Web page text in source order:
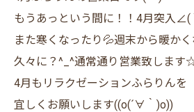
もうあっという間に！！4月突入∠(
また寒くなったり💦週末から暖か
久々に？^_^通常通り営業致します
4月もリラクゼーションふらりんを
宜しくお願いします((o(´∀｀)o))